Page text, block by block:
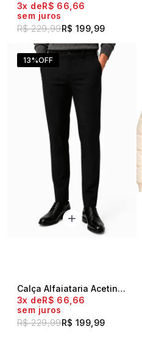
R$ 229,99R$ 199,99
3x
R$ 66,66
sem juros
13%OFF
Calça Alfaiataria Acetinada Bolso Faca Polo Live Preto
R$ 229,99R$ 199,99
3x
R$ 66,66
sem juros